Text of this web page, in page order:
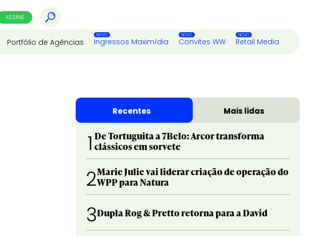
ASSINE
Portfólio de Agências Ingressos Maximídia Convites WW Retail Media
Recentes Mais lidas
1 De Tortuguita a 7Belo: Arcor transforma
clássicos em sorvete
2Marie Julie vai liderar criação de operação do
WPP para Natura
3Dupla Rog & Pretto retorna para a David